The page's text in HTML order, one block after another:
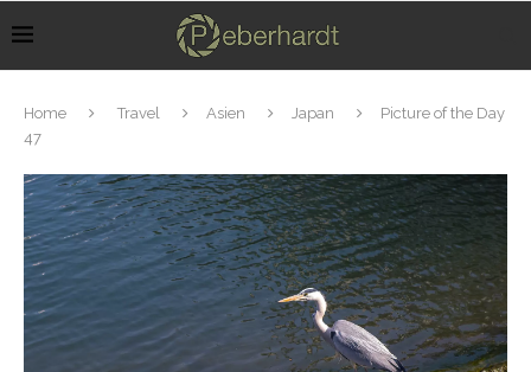
Home Travel Asien Japan
Picture of the Day
47